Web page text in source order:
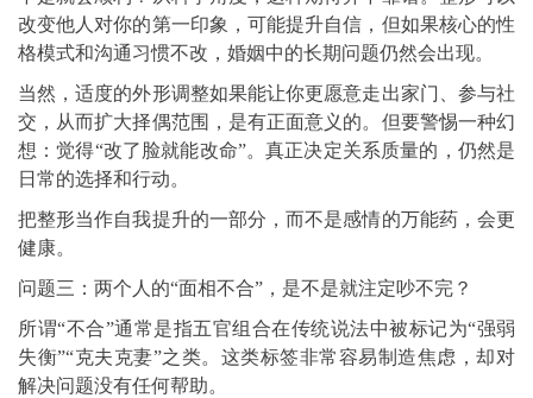
改变他人对你的第一印象，可能提升自信，但如果核心的性
格模式和沟通习惯不改，婚姻中的长期问题仍然会出现。
当然，适度的外形调整如果能让你更愿意走出家门、参与社
交，从而扩大择偶范围，是有正面意义的。但要警惕一种幻
想：觉得“改了脸就能改命”。真正决定关系质量的，仍然是
日常的选择和行动。
把整形当作自我提升的一部分，而不是感情的万能药，会更
健康。
问题三：两个人的“面相不合”，是不是就注定吵不完？
所谓“不合”通常是指五官组合在传统说法中被标记为“强弱
失衡”“克夫克妻”之类。这类标签非常容易制造焦虑，却对
解决问题没有任何帮助。